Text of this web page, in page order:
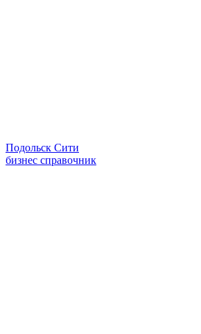
Подольск Сити
бизнес справочник